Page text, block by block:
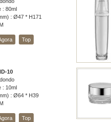
: 80ml
: Ø47 * H171
Top
10
: 10ml
: Ø64 * H39
Top